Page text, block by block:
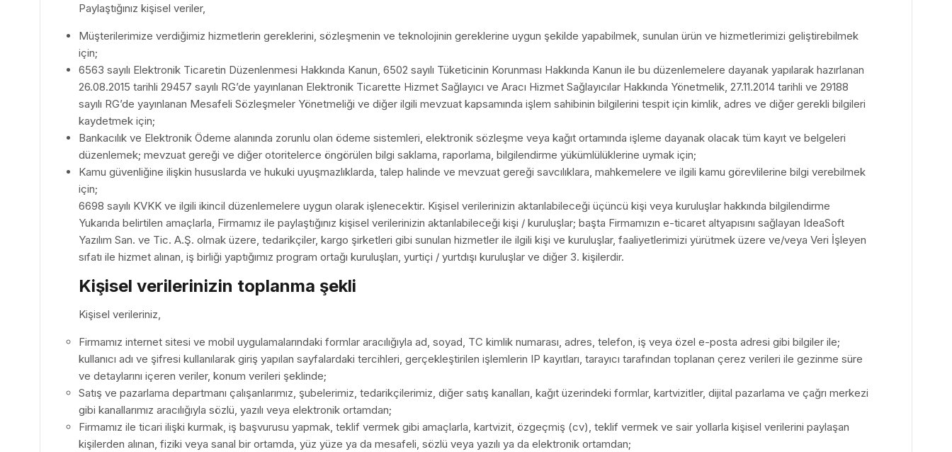
Paylaştığınız kişisel veriler,
Müşterilerimize verdiğimiz hizmetlerin gereklerini, sözleşmenin ve teknolojinin gereklerine uygun şekilde yapabilmek, sunulan ürün ve hizmetlerimizi geliştirebilmek
için;
6563 sayılı Elektronik Ticaretin Düzenlenmesi Hakkında Kanun, 6502 sayılı Tüketicinin Korunması Hakkında Kanun ile bu düzenlemelere dayanak yapılarak hazırlanan
26.08.2015 tarihli 29457 sayılı RG’de yayınlanan Elektronik Ticarette Hizmet Sağlayıcı ve Aracı Hizmet Sağlayıcılar Hakkında Yönetmelik, 27.11.2014 tarihli ve 29188
sayılı RG’de yayınlanan Mesafeli Sözleşmeler Yönetmeliği ve diğer ilgili mevzuat kapsamında işlem sahibinin bilgilerini tespit için kimlik, adres ve diğer gerekli bilgileri
kaydetmek için;
Bankacılık ve Elektronik Ödeme alanında zorunlu olan ödeme sistemleri, elektronik sözleşme veya kağıt ortamında işleme dayanak olacak tüm kayıt ve belgeleri
düzenlemek; mevzuat gereği ve diğer otoritelerce öngörülen bilgi saklama, raporlama, bilgilendirme yükümlülüklerine uymak için;
Kamu güvenliğine ilişkin hususlarda ve hukuki uyuşmazlıklarda, talep halinde ve mevzuat gereği savcılıklara, mahkemelere ve ilgili kamu görevlilerine bilgi verebilmek
için;
6698 sayılı KVKK ve ilgili ikincil düzenlemelere uygun olarak işlenecektir. Kişisel verilerinizin aktarılabileceği üçüncü kişi veya kuruluşlar hakkında bilgilendirme
Yukarıda belirtilen amaçlarla, Firmamız ile paylaştığınız kişisel verilerinizin aktarılabileceği kişi / kuruluşlar; başta Firmamızın e-ticaret altyapısını sağlayan IdeaSoft
Yazılım San. ve Tic. A.Ş. olmak üzere, tedarikçiler, kargo şirketleri gibi sunulan hizmetler ile ilgili kişi ve kuruluşlar, faaliyetlerimizi yürütmek üzere ve/veya Veri İşleyen
sıfatı ile hizmet alınan, iş birliği yaptığımız program ortağı kuruluşları, yurtiçi / yurtdışı kuruluşlar ve diğer 3. kişilerdir.
Kişisel verilerinizin toplanma şekli
Kişisel verileriniz,
Firmamız internet sitesi ve mobil uygulamalarındaki formlar aracılığıyla ad, soyad, TC kimlik numarası, adres, telefon, iş veya özel e-posta adresi gibi bilgiler ile;
kullanıcı adı ve şifresi kullanılarak giriş yapılan sayfalardaki tercihleri, gerçekleştirilen işlemlerin IP kayıtları, tarayıcı tarafından toplanan çerez verileri ile gezinme süre
ve detaylarını içeren veriler, konum verileri şeklinde;
Satış ve pazarlama departmanı çalışanlarımız, şubelerimiz, tedarikçilerimiz, diğer satış kanalları, kağıt üzerindeki formlar, kartvizitler, dijital pazarlama ve çağrı merkezi
gibi kanallarımız aracılığıyla sözlü, yazılı veya elektronik ortamdan;
Firmamız ile ticari ilişki kurmak, iş başvurusu yapmak, teklif vermek gibi amaçlarla, kartvizit, özgeçmiş (cv), teklif vermek ve sair yollarla kişisel verilerini paylaşan
kişilerden alınan, fiziki veya sanal bir ortamda, yüz yüze ya da mesafeli, sözlü veya yazılı ya da elektronik ortamdan;